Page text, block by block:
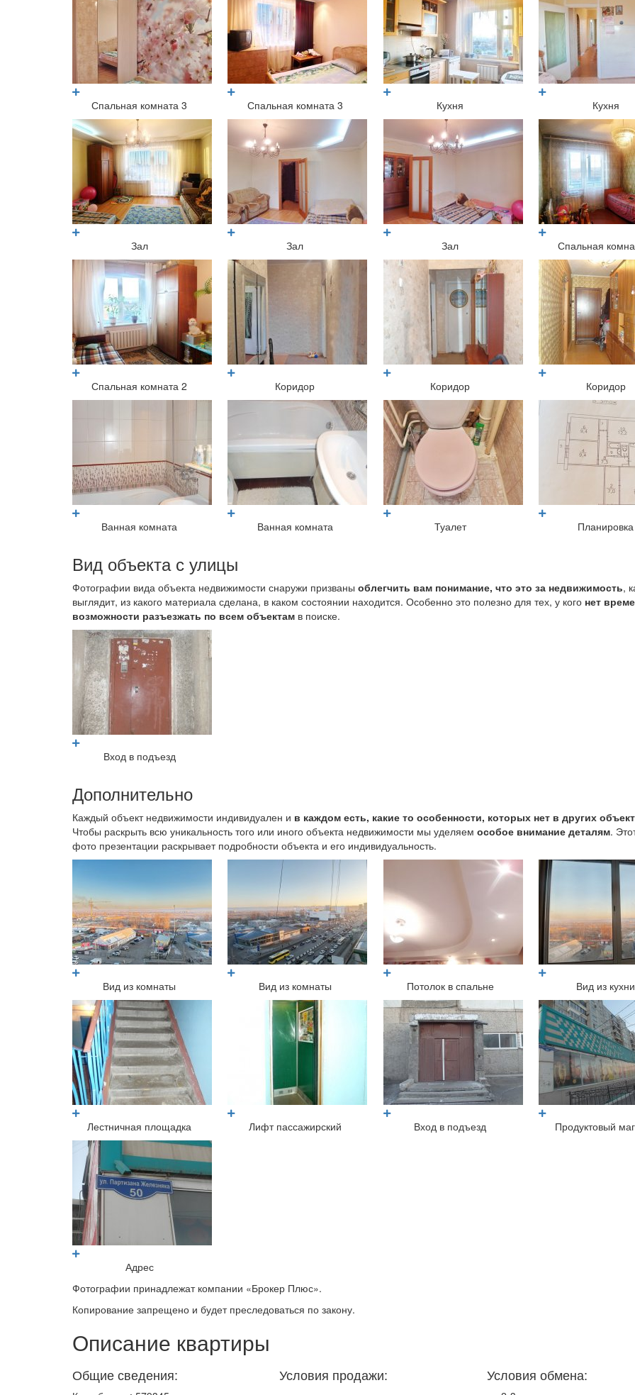
Спальная комната 3 Спальная комната 3 Кухня Кухня
Зал Зал Зал Спальная
Спальная комната 2 Коридор Коридор Коридор
Ванная комната Ванная комната Туалет Планировка
Вид объекта с улицы
Фотографии вида объекта недвижимости снаружи призваны облегчить вам понимание, что это за недвижимость,
выглядит, из какого материала сделана, в каком состоянии находится. Особенно это полезно для тех, у кого нет
возможности разъезжать по всем объектам в поиске.
Вход в подъезд
Дополнительно
Каждый объект недвижимости индивидуален и в каждом есть, какие то особенности, которых нет в других
Чтобы раскрыть всю уникальность того или иного объекта недвижимости мы уделяем особое внимание деталям.
фото презентации раскрывает подробности объекта и его индивидуальность.
Вид из комнаты Вид из комнаты Потолок в спальне Вид из кухни
Лестничная площадка Лифт пассажирский Вход в подъезд Продуктовый
Адрес
Фотографии принадлежат компании «Брокер Плюс».
Копирование запрещено и будет преследоваться по закону.
Описание квартиры
Общие сведения: Условия продажи: Условия обмена: